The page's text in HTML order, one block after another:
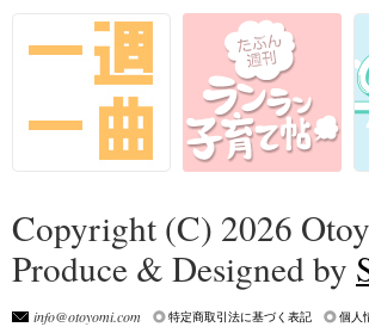
Copyright (C) 2026
Produce & Designed by
info@otoyomi.com 特定商取引法に基づく表記 個人